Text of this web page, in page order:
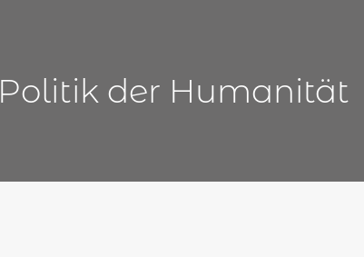
Politik der Humanität